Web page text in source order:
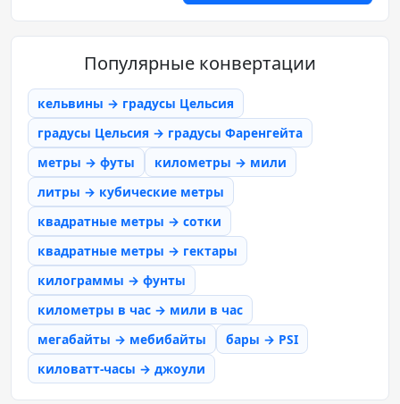
Популярные конвертации
кельвины → градусы Цельсия
градусы Цельсия → градусы Фаренгейта
метры → футы
километры → мили
литры → кубические метры
квадратные метры → сотки
квадратные метры → гектары
килограммы → фунты
километры в час → мили в час
мегабайты → мебибайты
бары → PSI
киловатт-часы → джоули